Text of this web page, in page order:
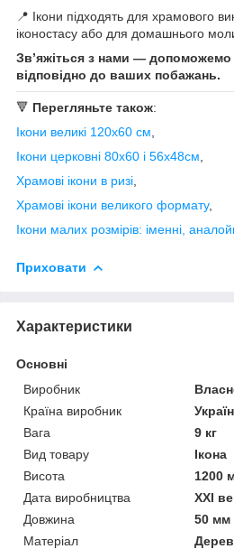
📍 Ікони підходять для храмового
іконостасу або для домашнього
Зв’яжіться з нами — допоможемо
відповідно до ваших побажань.
🔻 Перегляньте також:
Ікони великі 120х60 см
Ікони церковні 80х60 і 56х48см
Храмові ікони в ризі
Храмові ікони великого формату,
Ікони малих розмірів: іменні,
Приховати
Характеристики
Основні
Виробник
Країна виробник
Вага
9 кг
Вид товару
Ікона
Висота
1200
Дата виробництва
XXI
Довжина
50 мм
Матеріал